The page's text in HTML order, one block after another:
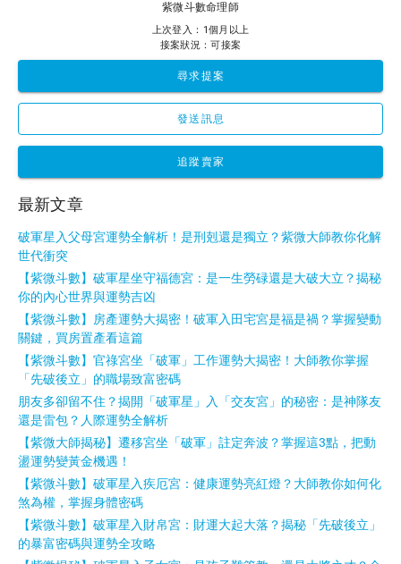
紫微斗數命理師
上次登入：1個月以上
接案狀況：可接案
尋求提案
發送訊息
追蹤賣家
最新文章
破軍星入父母宮運勢全解析！是刑剋還是獨立？紫微大師教你化解
世代衝突
【紫微斗數】破軍星坐守福德宮：是一生勞碌還是大破大立？揭秘
你的內心世界與運勢吉凶
【紫微斗數】房產運勢大揭密！破軍入田宅宮是福是禍？掌握變動
關鍵，買房置產看這篇
【紫微斗數】官祿宮坐「破軍」工作運勢大揭密！大師教你掌握
「先破後立」的職場致富密碼
朋友多卻留不住？揭開「破軍星」入「交友宮」的秘密：是神隊友
還是雷包？人際運勢全解析
【紫微大師揭秘】遷移宮坐「破軍」註定奔波？掌握這3點，把動
盪運勢變黃金機遇！
【紫微斗數】破軍星入疾厄宮：健康運勢亮紅燈？大師教你如何化
煞為權，掌握身體密碼
【紫微斗數】破軍星入財帛宮：財運大起大落？揭秘「先破後立」
的暴富密碼與運勢全攻略